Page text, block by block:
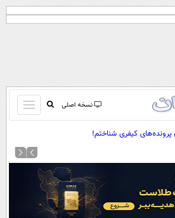
نسخه اصلی
باز
و
کردن
صفحه اول
آرشیو
نظرسنجی
آب و هوا
پرونده‌های کیفری شناختم!